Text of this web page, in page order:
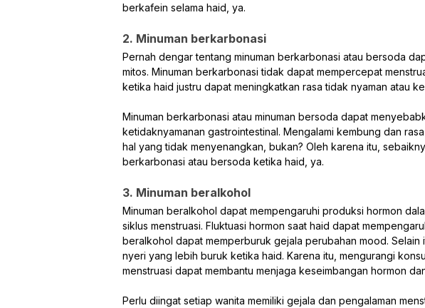
berkafein selama haid, ya.
2. Minuman berkarbonasi
Pernah dengar tentang minuman berkarbonasi atau bersoda
mitos. Minuman berkarbonasi tidak dapat mempercepat
ketika haid justru dapat meningkatkan rasa tidak nyaman atau
Minuman berkarbonasi atau minuman bersoda dapat
ketidaknyamanan gastrointestinal. Mengalami kembung dan
hal yang tidak menyenangkan, bukan? Oleh karena itu,
berkarbonasi atau bersoda ketika haid, ya.
3. Minuman beralkohol
Minuman beralkohol dapat mempengaruhi produksi hormon
siklus menstruasi. Fluktuasi hormon saat haid dapat
beralkohol dapat memperburuk gejala perubahan mood.
nyeri yang lebih buruk ketika haid. Karena itu, mengurangi
menstruasi dapat membantu menjaga keseimbangan hormon
Perlu diingat setiap wanita memiliki gejala dan pengalaman